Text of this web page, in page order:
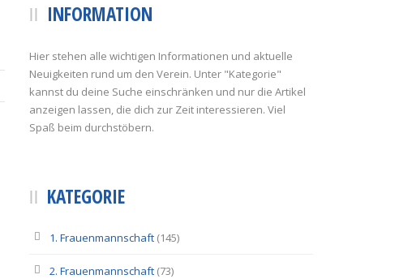
INFORMATION
Hier stehen alle wichtigen Informationen und aktuelle
Neuigkeiten rund um den Verein. Unter "Kategorie"
kannst du deine Suche einschränken und nur die Artikel
anzeigen lassen, die dich zur Zeit interessieren. Viel
Spaß beim durchstöbern.
KATEGORIE
1. Frauenmannschaft (145)
2. Frauenmannschaft (73)